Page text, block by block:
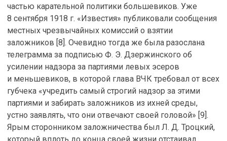
частью карательной политики большевиков. Уже
8 сентября 1918 г. «Известия» публиковали сообщения
местных чрезвычайных комиссий о взятии
заложников [8]. Очевидно тогда же была разослана
телеграмма за подписью Ф. Э. Дзержинского об
усилении надзора за партиями левых эсеров
и меньшевиков, в которой глава ВЧК требовал от всех
губчека «учредить самый строгий надзор за этими
партиями и забирать заложников из ихней среды,
устно заявлять, что они отвечают своей головой» [9].
Ярым сторонником заложничества был Л. Д. Троцкий,